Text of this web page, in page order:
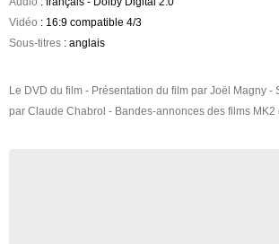
Vidéo : 16:9 compatible 4/3
Sous-titres : anglais
Le DVD du film - Présentation du film par Joël Magny -
par Claude Chabrol - Bandes-annonces des films MK2